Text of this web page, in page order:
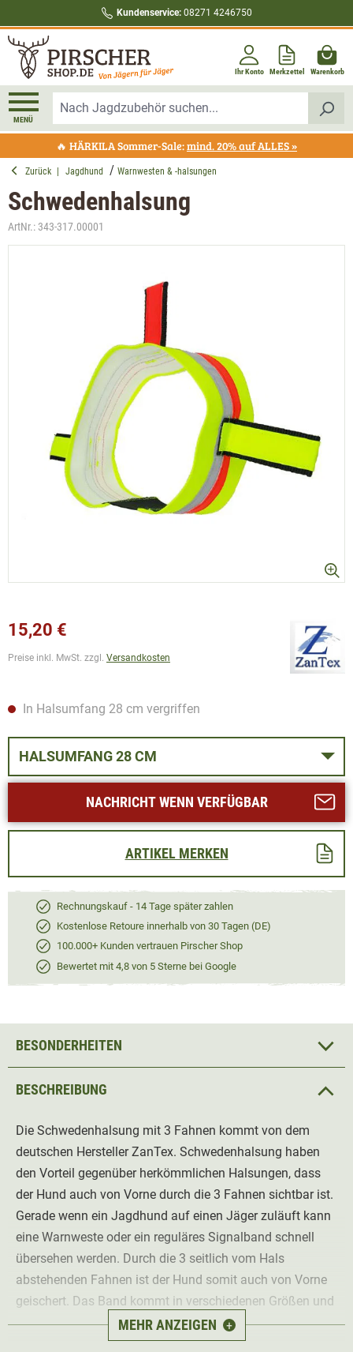
Kundenservice: 08271 4246750
Ihr Konto Merkzettel Warenkorb
MENÜ
🔥 HÄRKILA Sommer-Sale:mind. 20% auf ALLES »
Zurück Jagdhund Warnwesten & -halsungen
Schwedenhalsung
ArtNr.: 343-317.00001
15,20 €
Preise inkl. MwSt. zzgl. Versandkosten
In Halsumfang 28 cm vergriffen
HALSUMFANG 28 CM
NACHRICHT WENN VERFÜGBAR
ARTIKEL MERKEN
Rechnungskauf - 14 Tage später zahlen
Kostenlose Retoure innerhalb von 30 Tagen (DE)
100.000+ Kunden vertrauen Pirscher Shop
Bewertet mit 4,8 von 5 Sterne bei Google
BESCHREIBUNG
Die Schwedenhalsung mit 3 Fahnen kommt von dem
deutschen Hersteller ZanTex. Schwedenhalsung haben
den Vorteil gegenüber herkömmlichen Halsungen, dass
der Hund auch von Vorne durch die 3 Fahnen sichtbar ist.
Gerade wenn ein Jagdhund auf einen Jäger zuläuft kann
eine Warnweste oder ein reguläres Signalband schnell
übersehen werden. Durch die 3 seitlich vom Hals
abstehenden Fahnen ist der Hund somit auch von Vorne
geischert. Das Band kommt in verschiedenen Größen und
hat ein Gummiband. Durch das Gummiband kann der
Hund die Halsung auch abziehen, sollte er hängen
MEHR ANZEIGEN +
BESONDERHEITEN